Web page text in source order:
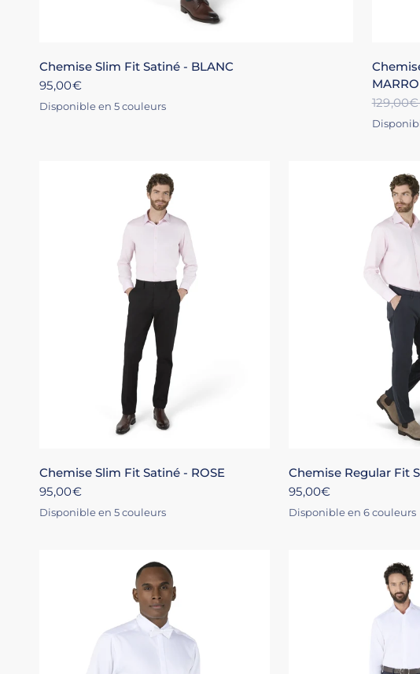
XS S L
Chemise Slim Fit Satiné - BLANC
95,00€
BLANC
ROSE
NOIR
MARINE
ÉCRU
Disponible en 5 couleurs
M XL +4
Chemise Slim Fit Satiné - ROSE
95,00€
BLANC
ROSE
NOIR
MARINE
ÉCRU
Disponible en 5 couleurs
M L
Chemise Regular Fit
95,00€
BLANC
CIELROSE
NOIRMARINE
ÉCRU
Disponible en 6 couleurs